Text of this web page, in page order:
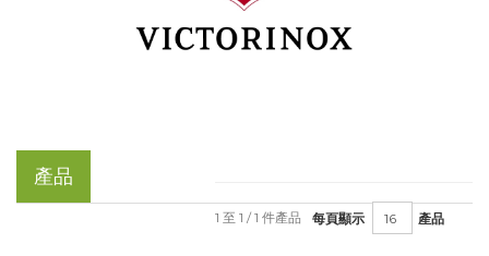
產品
每頁顯示 產品
1 至 1 / 1 件產品